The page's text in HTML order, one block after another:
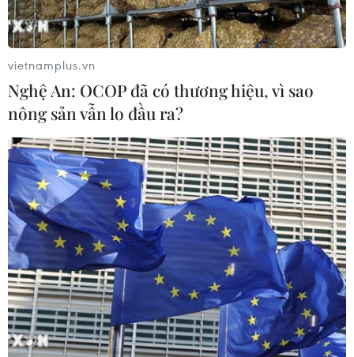
Mỹ đồng ý về nguyên tắc gia hạn Hiệp ước
New START với Nga
14/10/2020 00:21
Nhà đàm phán Mỹ Marshall Billingslea khẳng định Mỹ
sẵn sàng gia hạn hiệp ước New START trong một
khoảng thời gian với điều kiện Nga đồng ý hạn chế và
đóng băng kho vũ khí của mình.
vietnamplus.vn
Nghệ An: OCOP đã có thương hiệu, vì sao
nông sản vẫn lo đầu ra?